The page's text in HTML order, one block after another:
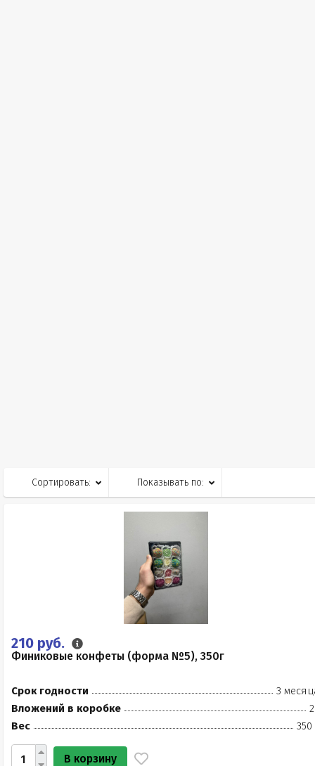
Сортировать: Показывать по:
210 руб.
Финиковые конфеты (форма №5), 350г
Срок годности
3
Вложений в коробке
Вес
350
В корзину